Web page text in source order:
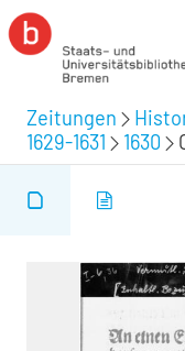
Zeitungen
1629-1631
1630